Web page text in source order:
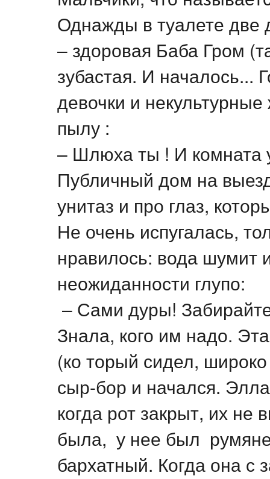
Однажды в туалете две
– здоровая Баба Гром
зубастая. И началось...
девочки и
пылу :
– Шлюха ты ! И комната
Публичный дом на
унитаз и про глаз,
Не очень испугалась,
нравилось: вода шумит
неожиданности глупо:
– Сами дуры!
Знала, кого им надо.
(ко торый сидел,
сыр-бор и начался.
когда рот закрыт, их
была, у нее был
бархатный. Когда она с